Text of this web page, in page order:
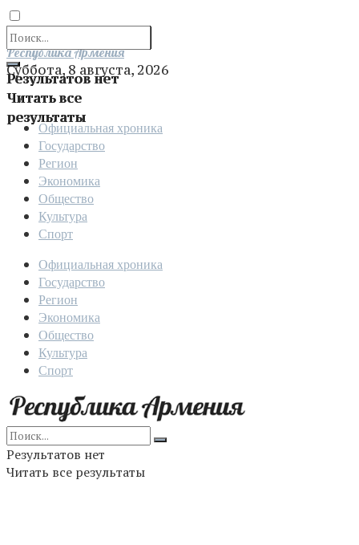
Результатов нет
Читать все
результаты
Отправить
Республика Армения
Суббота, 8 августа, 2026
Официальная хроника
Государство
Регион
Экономика
Общество
Культура
Спорт
Официальная хроника
Государство
Регион
Экономика
Общество
Культура
Спорт
Результатов нет
Читать все результаты